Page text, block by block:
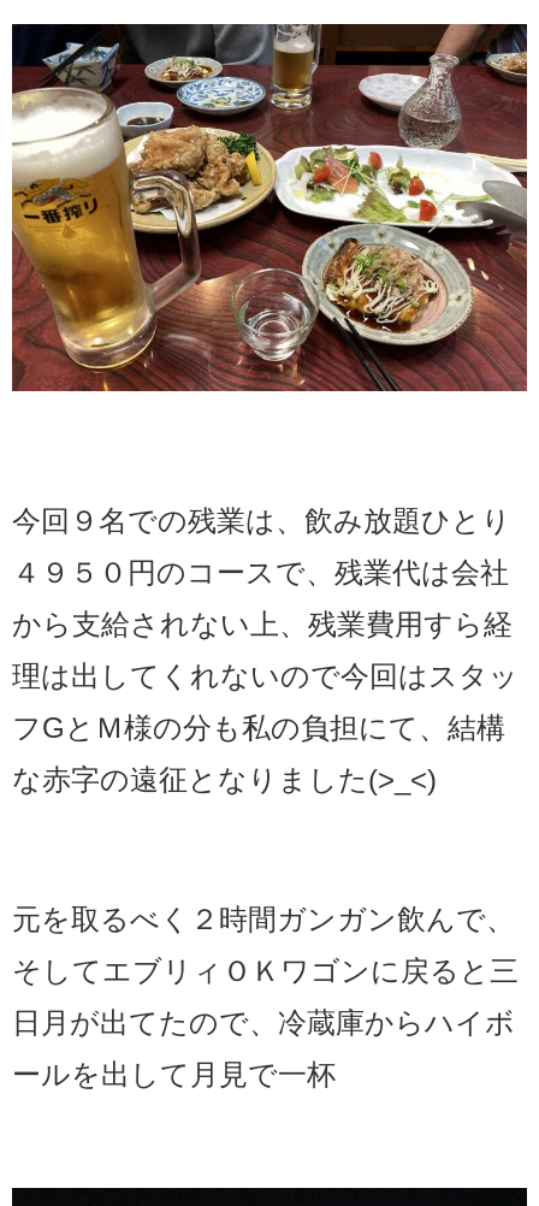
今回９名での残業は、飲み放題ひとり
４９５０円のコースで、 残業代は会社
から支給されない上、残業費用すら経
理は出してくれないので今回はスタッ
フGとＭ様の分も私の負担にて、結構
な赤字の遠征となりました(>_<)
元を取るべく２時間ガンガン飲んで、
そしてエブリィＯＫワゴンに戻ると三
日月が出てたので、冷蔵庫からハイボ
ールを出して月見で一杯